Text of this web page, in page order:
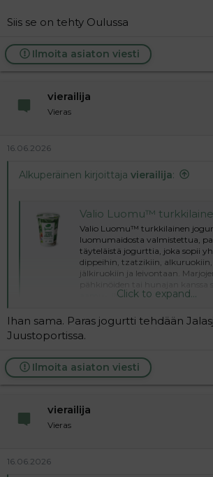
Siis se on tehty Oulussa
Ilmoita asiaton viesti
vierailija
Vieras
16.06.2026
Alkuperäinen kirjoittaja vierailija:
Valio Luomu™ turkkilainen
Valio Luomu™ turkkilainen
luomumaidosta valmistettua,
täyteläistä jogurttia, joka sopii
dippeihin, tzatzikiin, alkuruokiin,
jälkiruokiin ja leivontaan.
aamu-, ilta- tai...Click to expand...
Ihan sama. Paras jogurtti tehdään
Juustoportissa.
Ilmoita asiaton viesti
vierailija
Vieras
16.06.2026